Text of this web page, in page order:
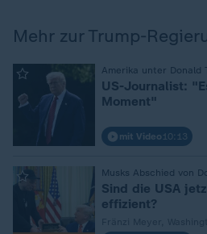
Mehr zur Trump-
Amerika unter Donald
US-Journalist:
Moment"
mit Video 10:13
Musks Abschied von
Sind die USA
effizient?